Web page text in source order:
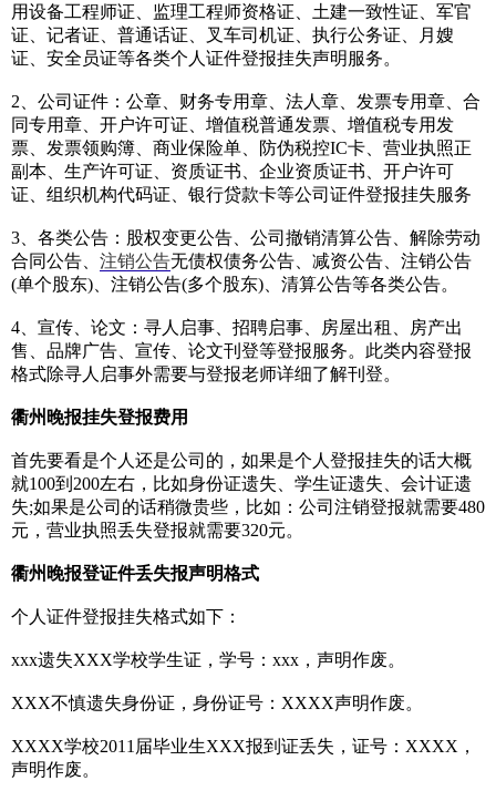
用设备工程师证、监理工程师资格证、土建一致性证、军官
证、记者证、普通话证、叉车司机证、执行公务证、月嫂
证、安全员证等各类个人证件登报挂失声明服务。
2、公司证件：公章、财务专用章、法人章、发票专用章、合
同专用章、开户许可证、增值税普通发票、增值税专用发
票、发票领购簿、商业保险单、防伪税控IC卡、营业执照正
副本、生产许可证、资质证书、企业资质证书、开户许可
证、组织机构代码证、银行贷款卡等公司证件登报挂失服务
3、各类公告：股权变更公告、公司撤销清算公告、解除劳动
合同公告、 注销公告无债权债务公告、减资公告、注销公告
(单个股东)、注销公告(多个股东)、清算公告等各类公告。
4、宣传、论文：寻人启事、招聘启事、房屋出租、房产出
售、品牌广告、宣传、论文刊登等登报服务。此类内容登报
格式除寻人启事外需要与登报老师详细了解刊登。
衢州晚报挂失登报费用
首先要看是个人还是公司的，如果是个人登报挂失的话大概
就100到200左右，比如身份证遗失、学生证遗失、会计证遗
失;如果是公司的话稍微贵些，比如：公司注销登报就需要480
元，营业执照丢失登报就需要320元。
衢州晚报登证件丢失报声明格式
个人证件登报挂失格式如下：
xxx遗失XXX学校学生证，学号：xxx，声明作废。
XXX不慎遗失身份证，身份证号：XXXX声明作废。
XXXX学校2011届毕业生XXX报到证丢失，证号：XXXX，
声明作废。